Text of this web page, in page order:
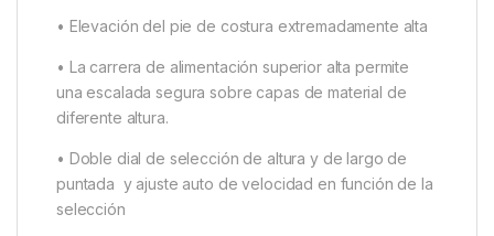
• Elevación del pie de costura extremadamente alta
• La carrera de alimentación superior alta permite
una escalada segura sobre capas de material de
diferente altura.
• Doble dial de selección de altura y de largo de
puntada y ajuste auto de velocidad en función de la
selección